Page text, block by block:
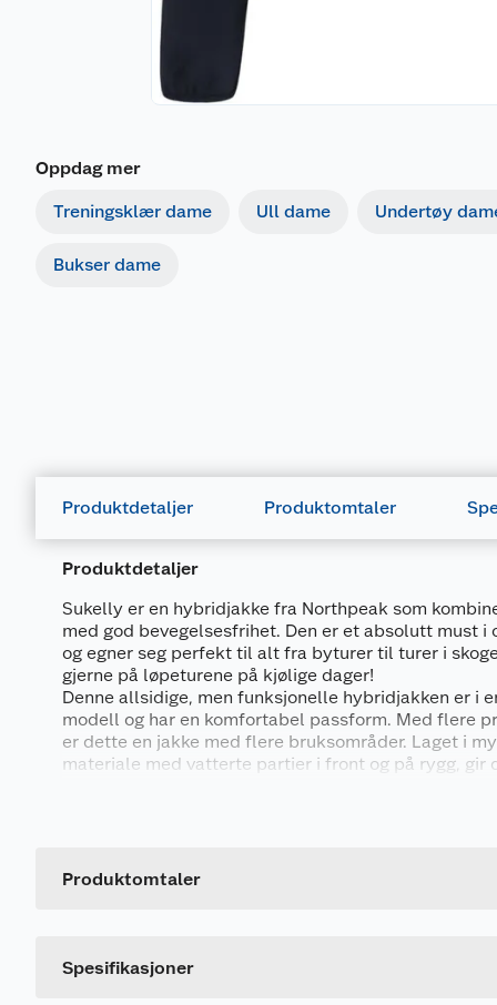
Oppdag mer
Treningsklær dame Ull dame Undertøy
Bukser dame
Produktdetaljer Produktomtaler
Produktdetaljer
Sukelly er en hybridjakke fra Northpeak som
med god bevegelsesfrihet. Den er et absolutt must i
og egner seg perfekt til alt fra byturer til turer i
gjerne på løpeturene på kjølige dager!
Denne allsidige, men funksjonelle hybridjakken er i
modell og har en komfortabel passform. Med flere
er dette en jakke med flere bruksområder. Laget i
materiale med vatterte partier i front og på rygg, gir
mobil og lommebok. Elastikk på ermer og i
samtidig som jakken har den fleksibiliteten at den
Produktomtaler
Spesifikasjoner
Leverandørens artikkelnummer